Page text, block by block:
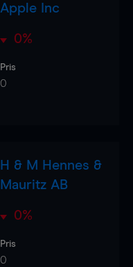
Apple Inc
0%
Pris
0
H & M Hennes &
Mauritz AB
0%
Pris
0